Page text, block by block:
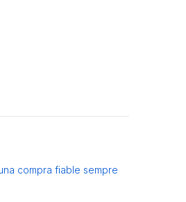
compra fiable sempre